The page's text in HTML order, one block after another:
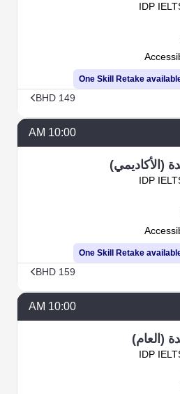
IDP
One Skill Retake
BHD 149
10:00 AM
(الأكاديمي)
IDP
One Skill Retake
BHD 159
10:00 AM
(العام)
IDP